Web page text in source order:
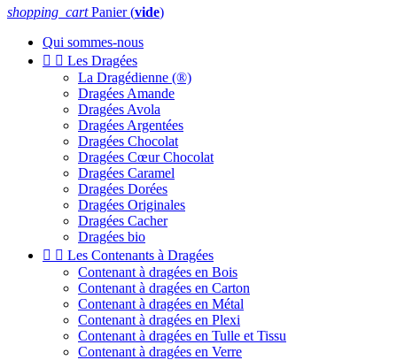
shopping_cart Panier (vide)
Qui sommes-nous
  Les Dragées
La Dragédienne (®)
Dragées Amande
Dragées Avola
Dragées Argentées
Dragées Chocolat
Dragées Cœur Chocolat
Dragées Caramel
Dragées Dorées
Dragées Originales
Dragées Cacher
Dragées bio
  Les Contenants à Dragées
Contenant à dragées en Bois
Contenant à dragées en Carton
Contenant à dragées en Métal
Contenant à dragées en Plexi
Contenant à dragées en Tulle et Tissu
Contenant à dragées en Verre